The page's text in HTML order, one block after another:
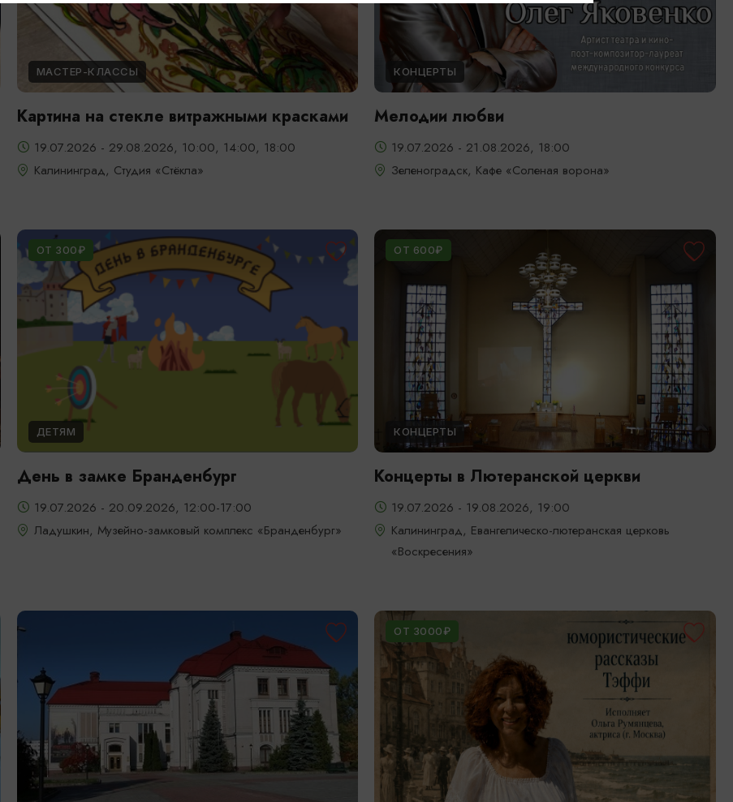
МАСТЕР-КЛАССЫ
Картина на стекле витражными красками
19.07.2026 - 29.08.2026, 10:00, 14:00, 18:00
Калининград, Студия «Стёкла»
КОНЦЕРТЫ
Мелодии любви
19.07.2026 - 21.08.2026, 18:00
Зеленоградск, Кафе «Соленая ворона»
ОТ 300₽
ДЕТЯМ
День в замке Бранденбург
19.07.2026 - 20.09.2026, 12:00-17:00
Ладушкин, Музейно-замковый комплекс «Бранденбург»
ОТ 600₽
КОНЦЕРТЫ
Концерты в Лютеранской церкви
19.07.2026 - 19.08.2026, 19:00
Калининград, Евангелическо-лютеранская церковь
«Воскресения»
ОТ 3000₽